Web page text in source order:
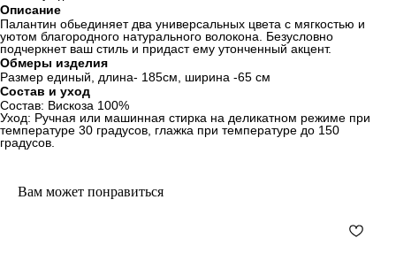
Описание
Палантин обьединяет два универсальных цвета с мягкостью и
уютом благородного натурального волокона. Безусловно
подчеркнет ваш стиль и придаст ему утонченный акцент.
Обмеры изделия
Размер единый, длина- 185см, ширина -65 см
Состав и уход
Состав: Вискоза 100%
Уход: Ручная или машинная стирка на деликатном режиме при
температуре 30 градусов, глажка при температуре до 150
градусов.
Вам может понравиться